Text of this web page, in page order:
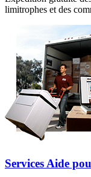
limitrophes et des
Services Aide